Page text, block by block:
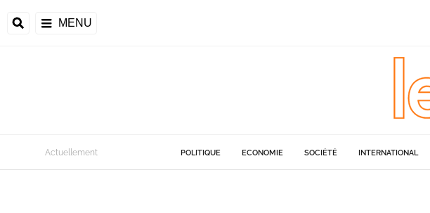
MENU
Actuellement POLITIQUE ECONOMIE SOCIÉTÉ INTERNATIONAL